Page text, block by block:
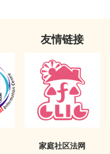
友情链接
家庭社区法网